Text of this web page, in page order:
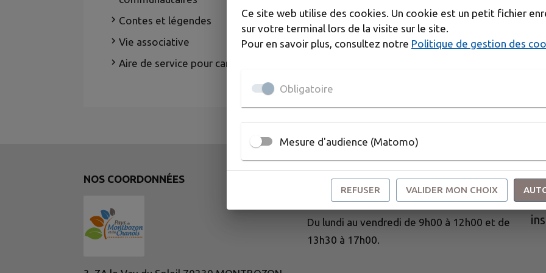
Contes et légendes
Vie associative
Aire de service pour camping-cars
NOS COORDONNÉES HORAIRES D'OUVERTURE
Ouverture des bureaux :
Du lundi au vendredi de 9h00 à 12h00 et de
13h30 à 17h00.
Ce site web utilise des cookies. Un cookie est un petit fichier
sur votre terminal lors de la visite sur le site.
Pour en savoir plus, consultez notre Politique de gestion des
Obligatoire
Mesure d'audience (Matomo)
REFUSER VALIDER MON CHOIX